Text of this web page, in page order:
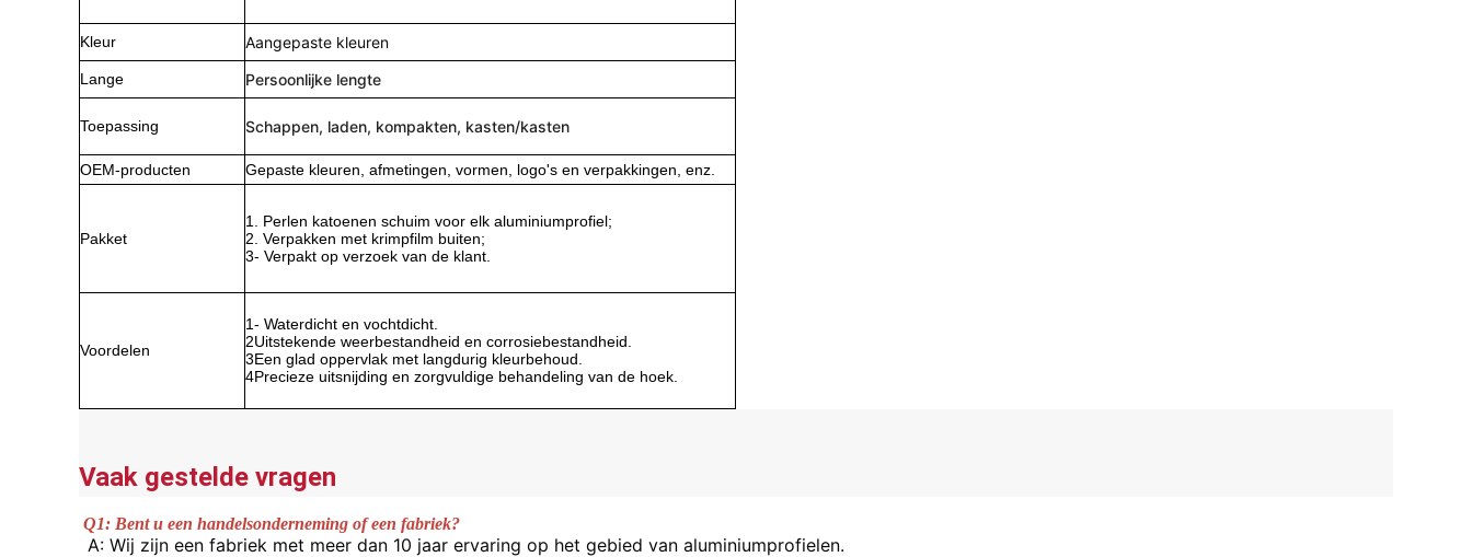
Kleur Aangepaste kleuren
Lange Persoonlijke lengte
Toepassing Schappen, laden, kompakten, kasten/kasten
OEM-producten Gepaste kleuren, afmetingen, vormen, logo's en verpakkingen, enz.
Pakket
1. Perlen katoenen schuim voor elk aluminiumprofiel;
2. Verpakken met krimpfilm buiten;
3- Verpakt op verzoek van de klant.
Voordelen
1- Waterdicht en vochtdicht.
2Uitstekende weerbestandheid en corrosiebestandheid.
3Een glad oppervlak met langdurig kleurbehoud.
4Precieze uitsnijding en zorgvuldige behandeling van de hoek.
Vaak gestelde vragen
Q1: Bent u een handelsonderneming of een fabriek?
A: Wij zijn een fabriek met meer dan 10 jaar ervaring op het gebied van aluminiumprofielen.